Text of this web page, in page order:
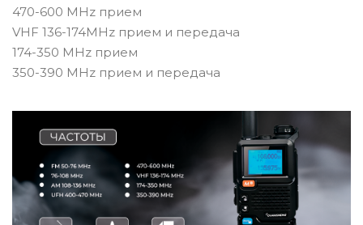
470-600 MHz прием
VHF 136-174MHz прием и передача
174-350 MHz прием
350-390 MHz прием и передача